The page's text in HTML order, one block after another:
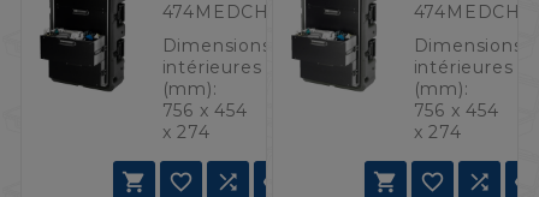
474MEDCHEST34D
Dimensions
intérieures
(mm):
756 x 454
x 274
   
Dimensions
intérieures
(mm):
756 x 454
x 274
   